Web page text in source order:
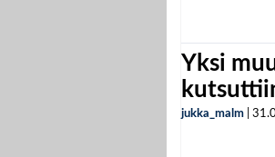
Yksi
jukka_malm